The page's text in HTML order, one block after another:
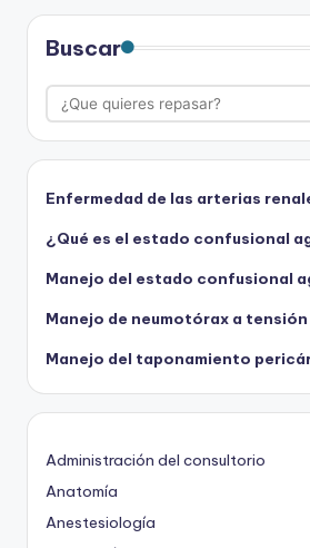
Buscar
Enfermedad de las arterias
¿Qué es el estado confusional
Manejo del estado confusional
Manejo de neumotórax a tensión
Manejo del taponamiento
Administración del consultorio
Anatomía
Anestesiología